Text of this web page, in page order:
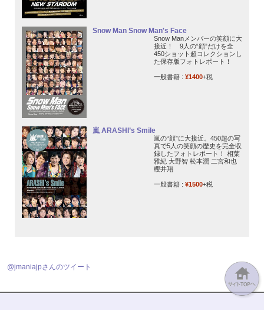
Snow Man Snow Man's Face
Snow Manメンバーの笑顔に大
接近！ 9人の“顔”だけを全
450ショット超コレクションし
た保存版フォトレポート！
一般書籍 : ¥1400+税
嵐 ARASHI’s Smile
嵐の“顔”に大接近。450超の写
真で5人の笑顔の歴史を完全収
録したフォトレポート！ 相葉
雅紀 大野智 松本潤 二宮和也
櫻井翔
一般書籍 : ¥1500+税
@jmaniajpさんのツイート